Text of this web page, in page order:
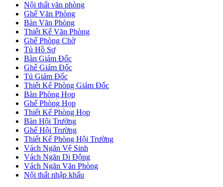
Nội thất văn phòng
Ghế Văn Phòng
Bàn Văn Phòng
Thiết Kế Văn Phòng
Ghế Phòng Chờ
Tủ Hồ Sơ
Bàn Giám Đốc
Ghế Giám Đốc
Tủ Giám Đốc
Thiết Kế Phòng Giám Đốc
Bàn Phòng Họp
Ghế Phòng Họp
Thiết Kế Phòng Họp
Bàn Hội Trường
Ghế Hội Trường
Thiết Kế Phòng Hội Trường
Vách Ngăn Vệ Sinh
Vách Ngăn Di Động
Vách Ngăn Văn Phòng
Nội thất nhập khẩu